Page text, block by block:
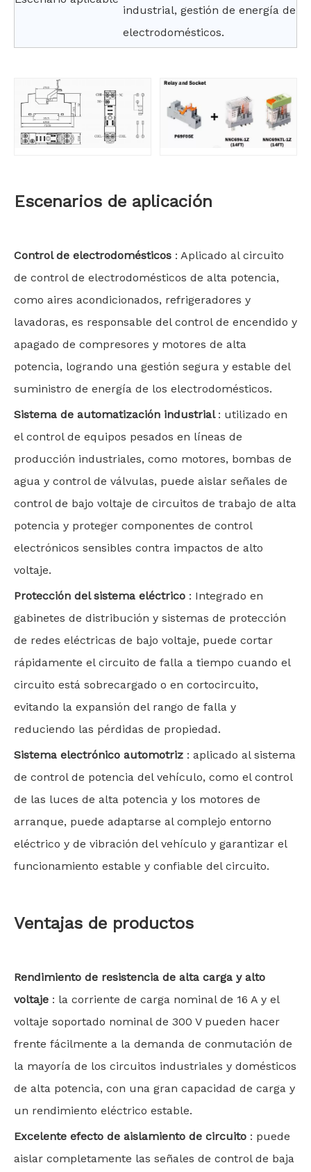
industrial, gestión de energía de
electrodomésticos.
Escenarios de aplicación
Control de electrodomésticos : Aplicado al circuito
de control de electrodomésticos de alta potencia,
como aires acondicionados, refrigeradores y
lavadoras, es responsable del control de encendido y
apagado de compresores y motores de alta
potencia, logrando una gestión segura y estable del
suministro de energía de los electrodomésticos.
Sistema de automatización industrial : utilizado en
el control de equipos pesados ​​en líneas de
producción industriales, como motores, bombas de
agua y control de válvulas, puede aislar señales de
control de bajo voltaje de circuitos de trabajo de alta
potencia y proteger componentes de control
electrónicos sensibles contra impactos de alto
voltaje.
Protección del sistema eléctrico : Integrado en
gabinetes de distribución y sistemas de protección
de redes eléctricas de bajo voltaje, puede cortar
rápidamente el circuito de falla a tiempo cuando el
circuito está sobrecargado o en cortocircuito,
evitando la expansión del rango de falla y
reduciendo las pérdidas de propiedad.
Sistema electrónico automotriz : aplicado al sistema
de control de potencia del vehículo, como el control
de las luces de alta potencia y los motores de
arranque, puede adaptarse al complejo entorno
eléctrico y de vibración del vehículo y garantizar el
funcionamiento estable y confiable del circuito.
Ventajas de productos
Rendimiento de resistencia de alta carga y alto
voltaje : la corriente de carga nominal de 16 A y el
voltaje soportado nominal de 300 V pueden hacer
frente fácilmente a la demanda de conmutación de
la mayoría de los circuitos industriales y domésticos
de alta potencia, con una gran capacidad de carga y
un rendimiento eléctrico estable.
Excelente efecto de aislamiento de circuito : puede
aislar completamente las señales de control de baja